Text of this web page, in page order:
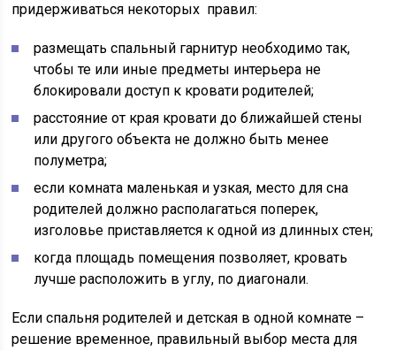
придерживаться некоторых правил:
размещать спальный гарнитур необходимо так,
чтобы те или иные предметы интерьера не
блокировали доступ к кровати родителей;
расстояние от края кровати до ближайшей стены
или другого объекта не должно быть менее
полуметра;
если комната маленькая и узкая, место для сна
родителей должно располагаться поперек,
изголовье приставляется к одной из длинных стен;
когда площадь помещения позволяет, кровать
лучше расположить в углу, по диагонали.
Если спальня родителей и детская в одной комнате –
решение временное, правильный выбор места для